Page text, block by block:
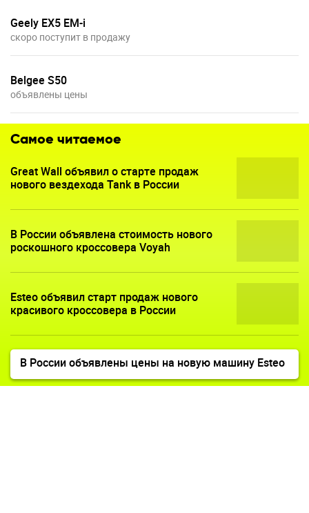
Geely EX5 EM-i
скоро поступит в продажу
Belgee S50
объявлены цены
Самое читаемое
Great Wall объявил о старте продаж
нового вездехода Tank в России
В России объявлена стоимость нового
роскошного кроссовера Voyah
Esteo объявил старт продаж нового
красивого кроссовера в России
В России объявлены цены на новую машину Esteo